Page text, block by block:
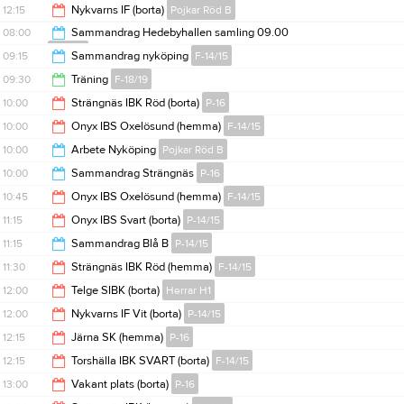
12:00
13:30
12:15 Nykvarns IF (borta) Pojkar Röd B
14:15
08:00
Sammandrag Hedebyhallen samling 09.00
F-14/15
14:00
09:15 Sammandrag nyköping F-14/15
15:00
09:30 Träning F-18/19
11:00
10:00 Strängnäs IBK Röd (borta) P-16
12:00
10:00 Onyx IBS Oxelösund (hemma) F-14/15
12:00
10:00 Arbete Nyköping Pojkar Röd B
12:00
10:00 Sammandrag Strängnäs P-16
14:00
10:45 Onyx IBS Oxelösund (hemma) F-14/15
12:45
11:15 Onyx IBS Svart (borta) P-14/15
13:15
11:15 Sammandrag Blå B P-14/15
14:30
11:30 Strängnäs IBK Röd (hemma) F-14/15
13:30
12:00 Telge SIBK (borta) Herrar H1
14:00
12:00 Nykvarns IF Vit (borta) P-14/15
14:00
12:15 Järna SK (hemma) P-16
14:15
12:15 Torshälla IBK SVART (borta) F-14/15
13:00 Vakant plats (borta) P-16